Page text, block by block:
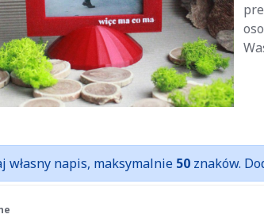
własny napis, maksymalnie 50 znaków.